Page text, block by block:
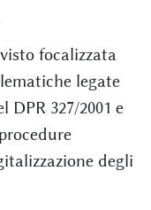
focalizzata
legate
DPR 327/2001 e
degli